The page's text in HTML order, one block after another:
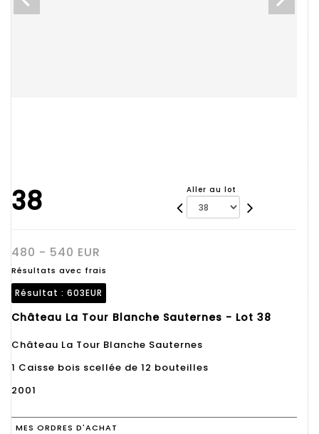
38 Aller au lot
480 - 540 EUR
Résultats avec frais
Résultat : 603EUR
Château La Tour Blanche Sauternes - Lot 38
Château La Tour Blanche Sauternes
1 Caisse bois scellée de 12 bouteilles
2001
MES ORDRES D'ACHAT